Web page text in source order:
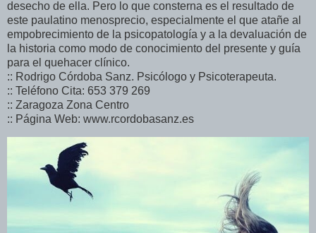
desecho de ella. Pero lo que consterna es el resultado de
este paulatino menosprecio, especialmente el que atañe al
empobrecimiento de la psicopatología y a la devaluación de
la historia como modo de conocimiento del presente y guía
para el quehacer clínico.
:: Rodrigo Córdoba Sanz. Psicólogo y Psicoterapeuta.
:: Teléfono Cita: 653 379 269
:: Zaragoza Zona Centro
:: Página Web: www.rcordobasanz.es